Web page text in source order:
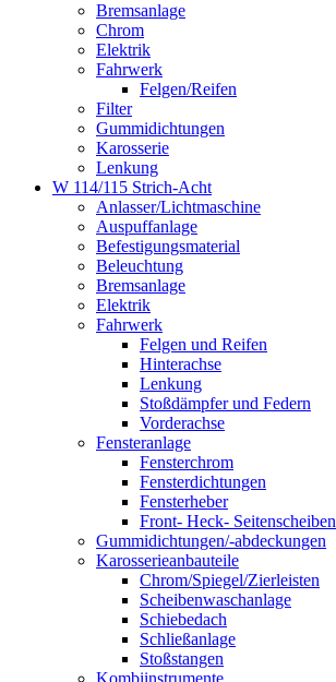
Bremsanlage
Chrom
Elektrik
Fahrwerk
Felgen/Reifen
Filter
Gummidichtungen
Karosserie
Lenkung
W 114/115 Strich-Acht
Anlasser/Lichtmaschine
Auspuffanlage
Befestigungsmaterial
Beleuchtung
Bremsanlage
Elektrik
Fahrwerk
Felgen und Reifen
Hinterachse
Lenkung
Stoßdämpfer und Federn
Vorderachse
Fensteranlage
Fensterchrom
Fensterdichtungen
Fensterheber
Front- Heck- Seitenscheiben
Gummidichtungen/-abdeckungen
Karosserieanbauteile
Chrom/Spiegel/Zierleisten
Scheibenwaschanlage
Schiebedach
Schließanlage
Stoßstangen
Kombiinstrumente